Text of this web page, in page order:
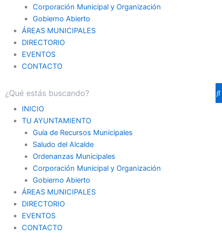
Corporación Municipal y Organización
Gobierno Abierto
ÁREAS MUNICIPALES
DIRECTORIO
EVENTOS
CONTACTO
INICIO
TU AYUNTAMIENTO
Guía de Recursos Municipales
Saludo del Alcalde
Ordenanzas Municipales
Corporación Municipal y Organización
Gobierno Abierto
ÁREAS MUNICIPALES
DIRECTORIO
EVENTOS
CONTACTO